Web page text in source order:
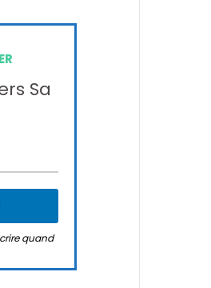
Sa
quand